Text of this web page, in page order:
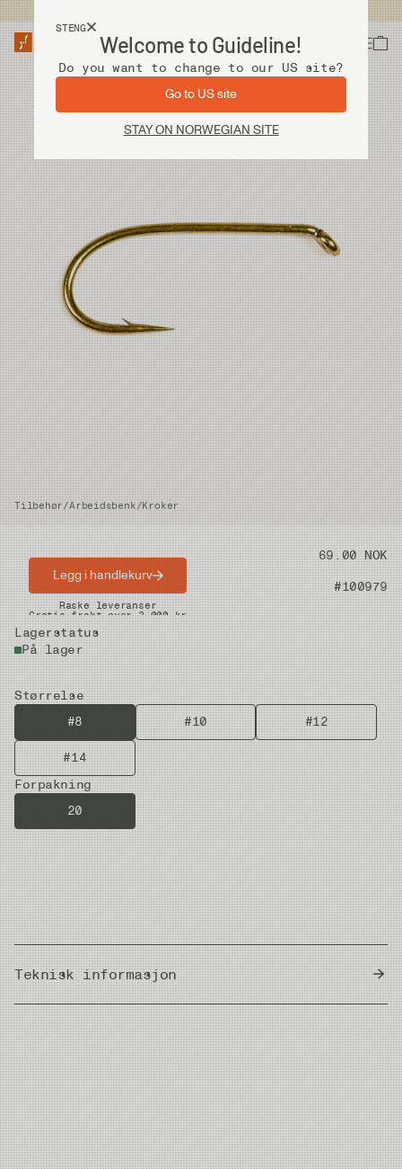
STENG
Welcome to Guideline!
Do you want to change to our US site?
Go to US site
STAY ON NORWEGIAN SITE
Tilbehør/Arbeidsbenk/Kroker
Pris 69.00 NOK
Artikkelnummer #100979
Lagerstatus
På lager
Størrelse
#8
#10 #12
#14
Forpakning
20
Legg i handlekurv
Raske leveranser
Gratis frakt over 2.000 kr
Teknisk informasjon
Country of Origin Japan